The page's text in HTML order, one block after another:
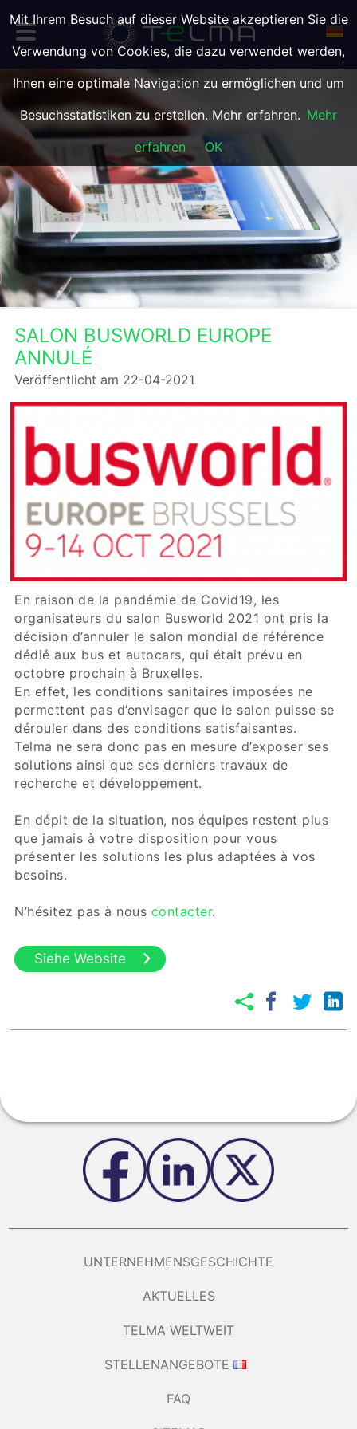
SALON BUSWORLD EUROPE
ANNULÉ
Veröffentlicht am 22-04-2021
En raison de la pandémie de Covid19, les
organisateurs du salon Busworld 2021 ont pris la
décision d’annuler le salon mondial de référence
dédié aux bus et autocars, qui était prévu en
octobre prochain à Bruxelles.
En effet, les conditions sanitaires imposées ne
permettent pas d’envisager que le salon puisse se
dérouler dans des conditions satisfaisantes.
Telma ne sera donc pas en mesure d’exposer ses
solutions ainsi que ses derniers travaux de
recherche et développement.
En dépit de la situation, nos équipes restent plus
que jamais à votre disposition pour vous
présenter les solutions les plus adaptées à vos
besoins.
N’hésitez pas à nous contacter.
Siehe Website
UNTERNEHMENSGESCHICHTE
AKTUELLES
TELMA WELTWEIT
STELLENANGEBOTE
FAQ
Mit Ihrem Besuch auf dieser Website akzeptieren Sie die
Verwendung von Cookies, die dazu verwendet werden,
Ihnen eine optimale Navigation zu ermöglichen und um
Besuchsstatistiken zu erstellen. Mehr erfahren. Mehr
erfahren
OK